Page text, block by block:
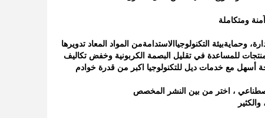
ومتكاملة
وحمايةبيئة التكنولوجيا الاستدامةمن المواد المعاد تدويرها
للمساعدة في تقليل البصمة الكربونية وخفض تكاليف
أسهل مع خدمات ديل للتكنولوجيا اكبر من قدرة خوادم
، اختر من بين النشر المخصص